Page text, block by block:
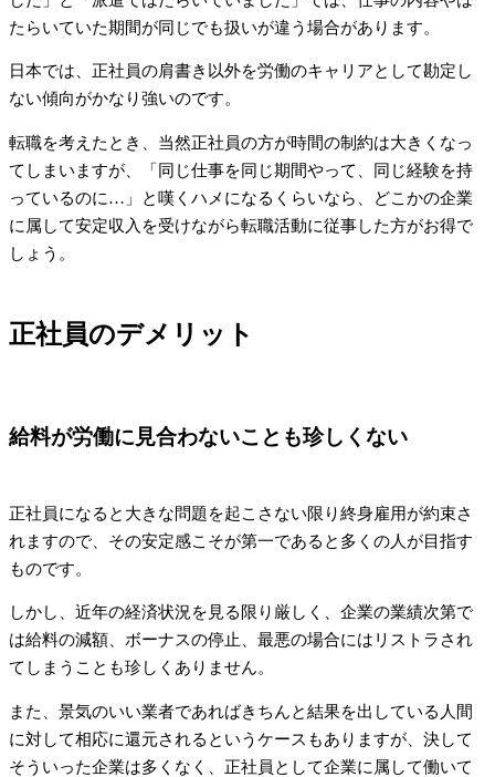
たらいていた期間が同じでも扱いが違う場合があります。
日本では、正社員の肩書き以外を労働のキャリアとして勘定し
ない傾向がかなり強いのです。
転職を考えたとき、当然正社員の方が時間の制約は大きくなっ
てしまいますが、「同じ仕事を同じ期間やって、同じ経験を持
っているのに…」と嘆くハメになるくらいなら、どこかの企業
に属して安定収入を受けながら転職活動に従事した方がお得で
しょう。
正社員のデメリット
給料が労働に見合わないことも珍しくない
正社員になると大きな問題を起こさない限り終身雇用が約束さ
れますので、その安定感こそが第一であると多くの人が目指す
ものです。
しかし、近年の経済状況を見る限り厳しく、企業の業績次第で
は給料の減額、ボーナスの停止、最悪の場合にはリストラされ
てしまうことも珍しくありません。
また、景気のいい業者であればきちんと結果を出している人間
に対して相応に還元されるというケースもありますが、決して
そういった企業は多くなく、正社員として企業に属して働いて